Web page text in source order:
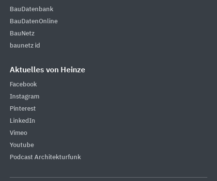
BauDatenbank
BauDatenOnline
BauNetz
baunetz id
Aktuelles von Heinze
Facebook
Instagram
Pinterest
LinkedIn
Vimeo
Youtube
Podcast Architekturfunk